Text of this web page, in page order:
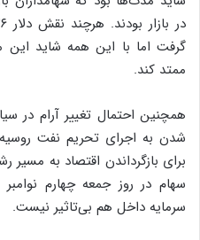
گرفت اما با این همه شاید این
ممتد کند.
همچنین احتمال تغییر آرام در
شدن به اجرای تحریم نفت
برای بازگرداندن اقتصاد به مسیر
سهام در روز جمعه چهارم
سرمایه داخل هم بی‌تاثیر نیست.